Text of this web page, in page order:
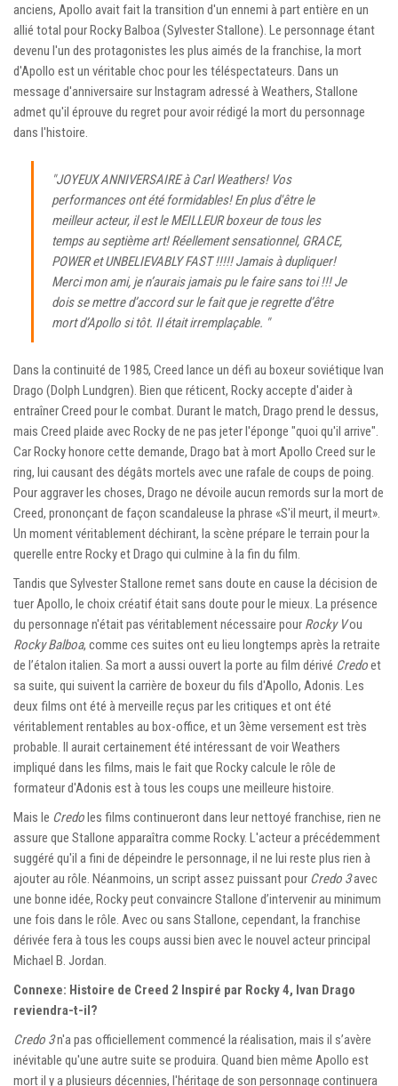
anciens, Apollo avait fait la transition d'un ennemi à part entière en un
allié total pour Rocky Balboa (Sylvester Stallone). Le personnage étant
devenu l'un des protagonistes les plus aimés de la franchise, la mort
d'Apollo est un véritable choc pour les téléspectateurs. Dans un
message d'anniversaire sur Instagram adressé à Weathers, Stallone
admet qu'il éprouve du regret pour avoir rédigé la mort du personnage
dans l'histoire.
"JOYEUX ANNIVERSAIRE à Carl Weathers! Vos
performances ont été formidables! En plus d'être le
meilleur acteur, il est le MEILLEUR boxeur de tous les
temps au septième art! Réellement sensationnel, GRACE,
POWER et UNBELIEVABLY FAST !!!!! Jamais à dupliquer!
Merci mon ami, je n’aurais jamais pu le faire sans toi !!! Je
dois se mettre d’accord sur le fait que je regrette d’être
mort d’Apollo si tôt. Il était irremplaçable. "
Dans la continuité de 1985, Creed lance un défi au boxeur soviétique Ivan
Drago (Dolph Lundgren). Bien que réticent, Rocky accepte d'aider à
entraîner Creed pour le combat. Durant le match, Drago prend le dessus,
mais Creed plaide avec Rocky de ne pas jeter l'éponge "quoi qu'il arrive".
Car Rocky honore cette demande, Drago bat à mort Apollo Creed sur le
ring, lui causant des dégâts mortels avec une rafale de coups de poing.
Pour aggraver les choses, Drago ne dévoile aucun remords sur la mort de
Creed, prononçant de façon scandaleuse la phrase «S'il meurt, il meurt».
Un moment véritablement déchirant, la scène prépare le terrain pour la
querelle entre Rocky et Drago qui culmine à la fin du film.
Tandis que Sylvester Stallone remet sans doute en cause la décision de
tuer Apollo, le choix créatif était sans doute pour le mieux. La présence
du personnage n'était pas véritablement nécessaire pour Rocky Vou
Rocky Balboa, comme ces suites ont eu lieu longtemps après la retraite
de l’étalon italien. Sa mort a aussi ouvert la porte au film dérivé Credoet
sa suite, qui suivent la carrière de boxeur du fils d'Apollo, Adonis. Les
deux films ont été à merveille reçus par les critiques et ont été
véritablement rentables au box-office, et un 3ème versement est très
probable. Il aurait certainement été intéressant de voir Weathers
impliqué dans les films, mais le fait que Rocky calcule le rôle de
formateur d'Adonis est à tous les coups une meilleure histoire.
Mais le Credoles films continueront dans leur nettoyé franchise, rien ne
assure que Stallone apparaîtra comme Rocky. L'acteur a précédemment
suggéré qu'il a fini de dépeindre le personnage, il ne lui reste plus rien à
ajouter au rôle. Néanmoins, un script assez puissant pour Credo 3avec
une bonne idée, Rocky peut convaincre Stallone d’intervenir au minimum
une fois dans le rôle. Avec ou sans Stallone, cependant, la franchise
dérivée fera à tous les coups aussi bien avec le nouvel acteur principal
Michael B. Jordan.
Connexe: Histoire de Creed 2 Inspiré par Rocky 4, Ivan Drago
reviendra-t-il?
Credo 3n'a pas officiellement commencé la réalisation, mais il s’avère
inévitable qu'une autre suite se produira. Quand bien même Apollo est
mort il y a plusieurs décennies, l'héritage de son personnage continuera